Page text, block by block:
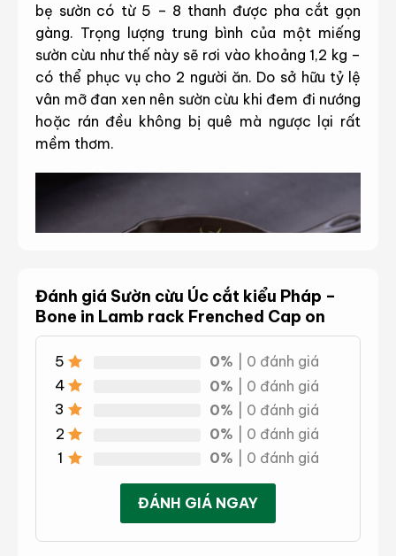
bẹ sườn có từ 5 – 8 thanh được pha cắt gọn
gàng. Trọng lượng trung bình của một miếng
sườn cừu như thế này sẽ rơi vào khoảng 1,2 kg –
có thể phục vụ cho 2 người ăn. Do sở hữu tỷ lệ
vân mỡ đan xen nên sườn cừu khi đem đi nướng
hoặc rán đều không bị quê mà ngược lại rất
mềm thơm.
Sườn cừu Úc cắt kiểu Pháp
Đánh giá Sườn cừu Úc cắt kiểu Pháp –
Bone in Lamb rack Frenched Cap on
5 0% | 0 đánh giá
4
0% | 0 đánh giá
3
0% | 0 đánh giá
2
0% | 0 đánh giá
1
0% | 0 đánh giá
ĐÁNH GIÁ NGAY